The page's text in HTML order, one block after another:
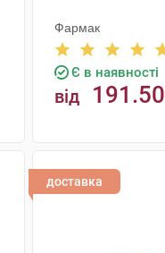
Фармак
Є в наявності
від 191.50
доставка